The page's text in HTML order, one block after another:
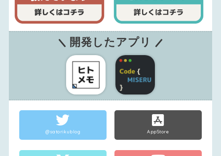
開発したアプリ
@satorikublog AppStore